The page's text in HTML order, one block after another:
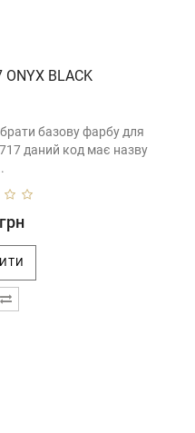
ONYX BLACK
базову фарбу для
даний код має назву